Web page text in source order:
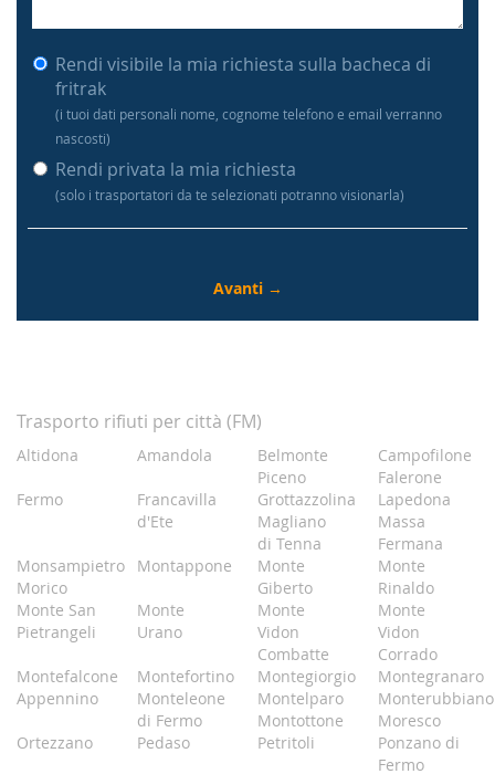
Rendi visibile la mia richiesta sulla bacheca di
fritrak
(i tuoi dati personali nome, cognome telefono e email verranno
nascosti)
Rendi privata la mia richiesta
(solo i trasportatori da te selezionati potranno visionarla)
Trasporto rifiuti per città (FM)
Altidona Amandola
Belmonte
Piceno
Campofilone
Falerone
Fermo
Francavilla
d'Ete
Grottazzolina
Lapedona
Magliano
di Tenna
Massa
Fermana
Monsampietro
Morico
Montappone
Monte
Giberto
Monte
Rinaldo
Monte San
Pietrangeli
Monte
Urano
Monte
Vidon
Combatte
Monte
Vidon
Corrado
Montefalcone
Appennino
Montefortino Montegiorgio
Montegranaro
Monteleone
di Fermo
Montelparo
Monterubbiano
Montottone
Moresco
Ortezzano
Pedaso Petritoli
Ponzano di
Fermo